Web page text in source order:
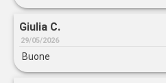
Giulia C.
29/05/2026
Buone